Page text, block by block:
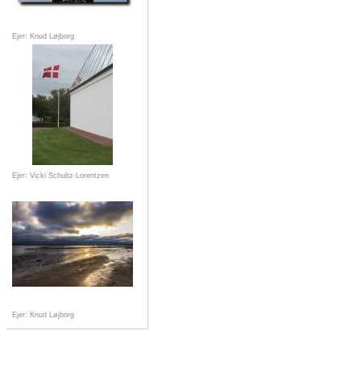
Ejer: Knud Løjborg
Ejer: Vicki Schultz-Lorentzen
Ejer: Knud Løjborg